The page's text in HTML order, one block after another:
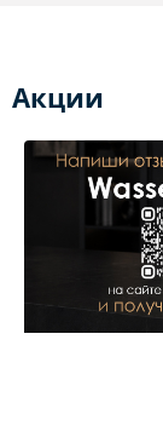
Акции